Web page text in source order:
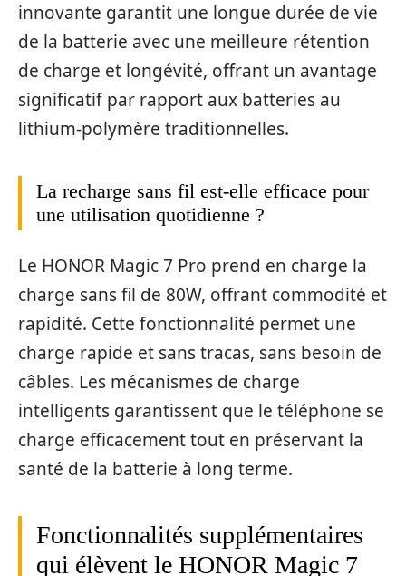
innovante garantit une longue durée de vie
de la batterie avec une meilleure rétention
de charge et longévité, offrant un avantage
significatif par rapport aux batteries au
lithium-polymère traditionnelles.
La recharge sans fil est-elle efficace pour
une utilisation quotidienne ?
Le HONOR Magic 7 Pro prend en charge la
charge sans fil de 80W, offrant commodité et
rapidité. Cette fonctionnalité permet une
charge rapide et sans tracas, sans besoin de
câbles. Les mécanismes de charge
intelligents garantissent que le téléphone se
charge efficacement tout en préservant la
santé de la batterie à long terme.
Fonctionnalités supplémentaires
qui élèvent le HONOR Magic 7